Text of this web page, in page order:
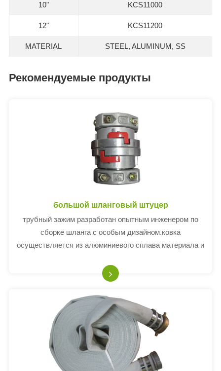
10" KCS11000
12" KCS11200
MATERIAL STEEL, ALUMINUM, SS
Рекомендуемые продукты
большой шланговый штуцер
трубный зажим разработан опытным инженером по
сборке шланга с особым дизайном.ковка
осуществляется из алюминиевого сплава материала и
прочность зажима и сопротивление
трещинообразованию.